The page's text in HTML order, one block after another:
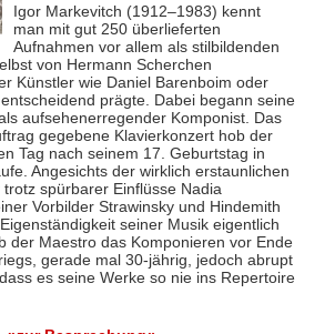
Igor Markevitch (1912–1983) kennt
man mit gut 250 überlieferten
Aufnahmen vor allem als stilbildenden
von Hermann Scherchen
Künstler wie Daniel Barenboim oder
prägte. Dabei begann seine
aufsehenerregender Komponist. Das
gegebene Klavierkonzert hob der
Tag nach seinem 17. Geburtstag in
Angesichts der wirklich erstaunlichen
spürbarer Einflüsse Nadia
Vorbilder Strawinsky und Hindemith
seiner Musik eigentlich
der Maestro das Komponieren vor Ende
gerade mal 30-jährig, jedoch abrupt
es seine Werke so nie ins Repertoire